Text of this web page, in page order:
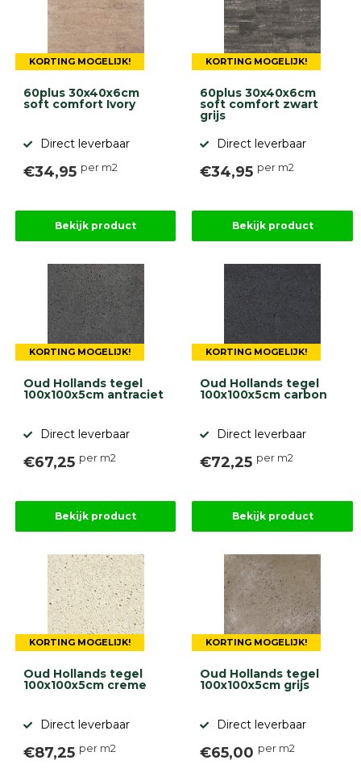
KORTING MOGELIJK!
60plus 30x40x6cm
soft comfort Ivory
Direct leverbaar
€34,95 per m2
Bekijk product
KORTING MOGELIJK!
60plus 30x40x6cm
soft comfort zwart
grijs
Direct leverbaar
€34,95 per m2
Bekijk product
KORTING MOGELIJK!
Oud Hollands tegel
100x100x5cm antraciet
Direct leverbaar
€67,25 per m2
Bekijk product
KORTING MOGELIJK!
Oud Hollands tegel
100x100x5cm carbon
Direct leverbaar
€72,25 per m2
Bekijk product
KORTING MOGELIJK!
Oud Hollands tegel
100x100x5cm creme
Direct leverbaar
€87,25 per m2
KORTING MOGELIJK!
Oud Hollands tegel
100x100x5cm grijs
Direct leverbaar
€65,00 per m2